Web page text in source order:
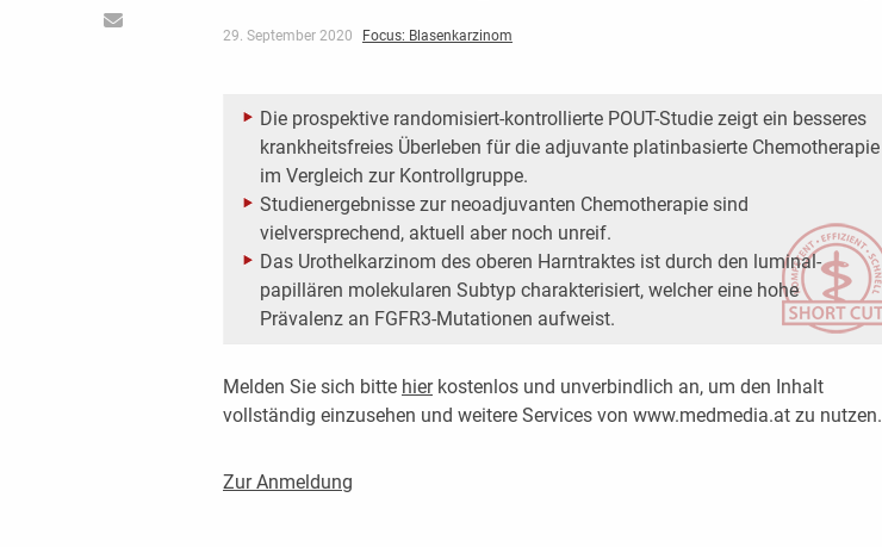
29. September 2020 Focus: Blasenkarzinom
Die prospektive randomisiert-kontrollierte POUT-Studie zeigt ein besseres
krankheitsfreies Überleben für die adjuvante platinbasierte Chemotherapie
im Vergleich zur Kontrollgruppe.
Studienergebnisse zur neoadjuvanten Chemotherapie sind
vielversprechend, aktuell aber noch unreif.
Das Urothelkarzinom des oberen Harntraktes ist durch den luminal-
papillären molekularen Subtyp charakterisiert, welcher eine hohe
Prävalenz an FGFR3-Mutationen aufweist.
Melden Sie sich bitte hierkostenlos und unverbindlich an, um den Inhalt
vollständig einzusehen und weitere Services von www.medmedia.at zu nutzen.
Zur Anmeldung